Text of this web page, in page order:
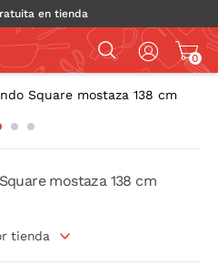
en tienda
0
mostaza 138 cm
tienda